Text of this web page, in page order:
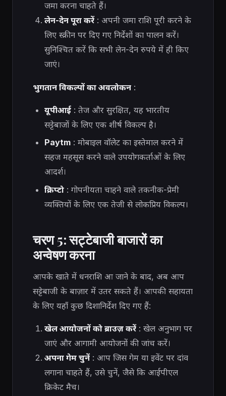
जमा करना चाहते हैं।
लेन-देन पूरा करें: अपनी जमा राशि पूरी करने के
लिए स्क्रीन पर दिए गए निर्देशों का पालन करें।
सुनिश्चित करें कि सभी लेन-देन रुपये में ही किए
जाएं।
भुगतान विकल्पों का अवलोकन :
यूपीआई: तेज और सुरक्षित, यह भारतीय
सट्टेबाजों के लिए एक शीर्ष विकल्प है।
Paytm: मोबाइल वॉलेट का इस्तेमाल करने में
सहज महसूस करने वाले उपयोगकर्ताओं के लिए
आदर्श।
क्रिप्टो: गोपनीयता चाहने वाले तकनीक-प्रेमी
व्यक्तियों के लिए एक तेजी से लोकप्रिय विकल्प।
चरण 5: सट्टेबाजी बाजारों का
अन्वेषण करना
आपके खाते में धनराशि आ जाने के बाद, अब आप
सट्टेबाजी के बाज़ार में उतर सकते हैं। आपकी सहायता
के लिए यहाँ कुछ दिशानिर्देश दिए गए हैं:
खेल आयोजनों को ब्राउज़ करें: खेल अनुभाग पर
जाएं और आगामी आयोजनों की जांच करें।
अपना गेम चुनें: आप जिस गेम या इवेंट पर दांव
लगाना चाहते हैं, उसे चुनें, जैसे कि आईपीएल
क्रिकेट मैच।